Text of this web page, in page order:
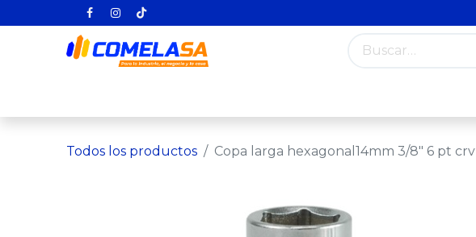
Todos los productos Copa larga hexagonal14mm 3/8" 6 pt crv